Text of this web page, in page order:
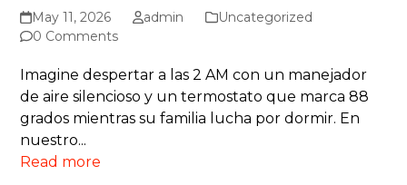
May 11, 2026 admin
Uncategorized
0 Comments
Imagine despertar a las 2 AM con un manejador
de aire silencioso y un termostato que marca 88
grados mientras su familia lucha por dormir. En
nuestro...
Read more